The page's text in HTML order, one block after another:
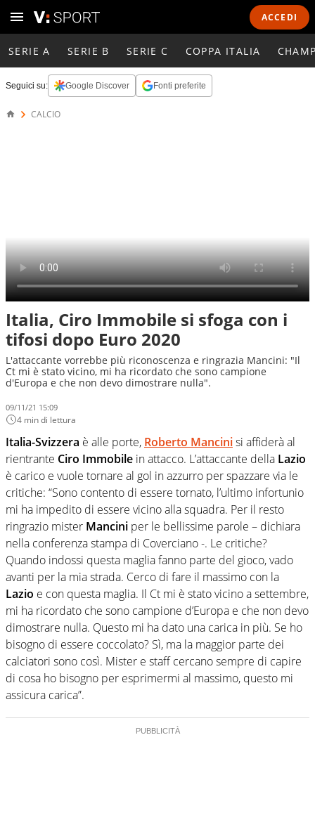
ACCEDI
SERIE A SERIE B SERIE C COPPA ITALIA
Seguici su: Google Discover Fonti preferite
CALCIO
Italia, Ciro Immobile si sfoga con i
tifosi dopo Euro 2020
L'attaccante vorrebbe più riconoscenza e ringrazia Mancini: "Il
Ct mi è stato vicino, mi ha ricordato che sono campione
d'Europa e che non devo dimostrare nulla".
09/11/21 15:09
4 min di lettura
Italia-Svizzera è alle porte, Roberto Mancinisi affiderà al
rientrante Ciro Immobile in attacco. L’attaccante della Lazio
è carico e vuole tornare al gol in azzurro per spazzare via le
critiche: “Sono contento di essere tornato, l’ultimo infortunio
mi ha impedito di essere vicino alla squadra. Per il resto
ringrazio mister Mancini per le bellissime parole – dichiara
nella conferenza stampa di Coverciano -. Le critiche?
Quando indossi questa maglia fanno parte del gioco, vado
avanti per la mia strada. Cerco di fare il massimo con la
Lazio e con questa maglia. Il Ct mi è stato vicino a settembre,
mi ha ricordato che sono campione d’Europa e che non devo
dimostrare nulla. Questo mi ha dato una carica in più. Se ho
bisogno di essere coccolato? Sì, ma la maggior parte dei
calciatori sono così. Mister e staff cercano sempre di capire
di cosa ho bisogno per esprimermi al massimo, questo mi
assicura carica”.